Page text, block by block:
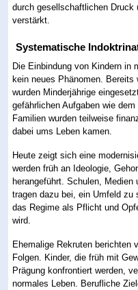
durch gesellschaftlichen Druck
verstärkt.
Systematische
Die Einbindung von Kindern in
kein neues Phänomen. Bereits
wurden Minderjährige
gefährlichen Aufgaben wie
Familien wurden teilweise
dabei ums Leben kamen.
Heute zeigt sich eine
werden früh an Ideologie,
herangeführt. Schulen,
tragen dazu bei, ein Umfeld
das Regime als Pflicht und
wird.
Ehemalige Rekruten berichten
Folgen. Kinder, die früh mit
Prägung konfrontiert werden,
normales Leben. Berufliche